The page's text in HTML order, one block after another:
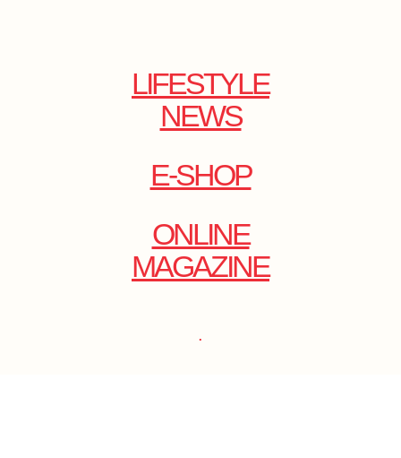
LIFESTYLE
NEWS
E-SHOP
ONLINE
MAGAZINE
.